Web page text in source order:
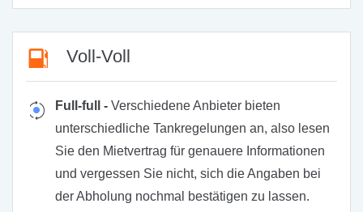
Voll-Voll
Full-full - Verschiedene Anbieter bieten
unterschiedliche Tankregelungen an, also lesen
Sie den Mietvertrag für genauere Informationen
und vergessen Sie nicht, sich die Angaben bei
der Abholung nochmal bestätigen zu lassen.